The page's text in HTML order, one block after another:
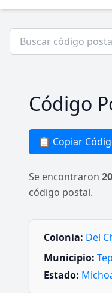
Código
📋 Copiar
Se encontraron 20
código postal.
Colonia: Del
Municipio:
Estado: